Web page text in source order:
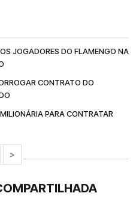
JOGADORES DO FLAMENGO NA
CONTRATO DO
PARA CONTRATAR
>